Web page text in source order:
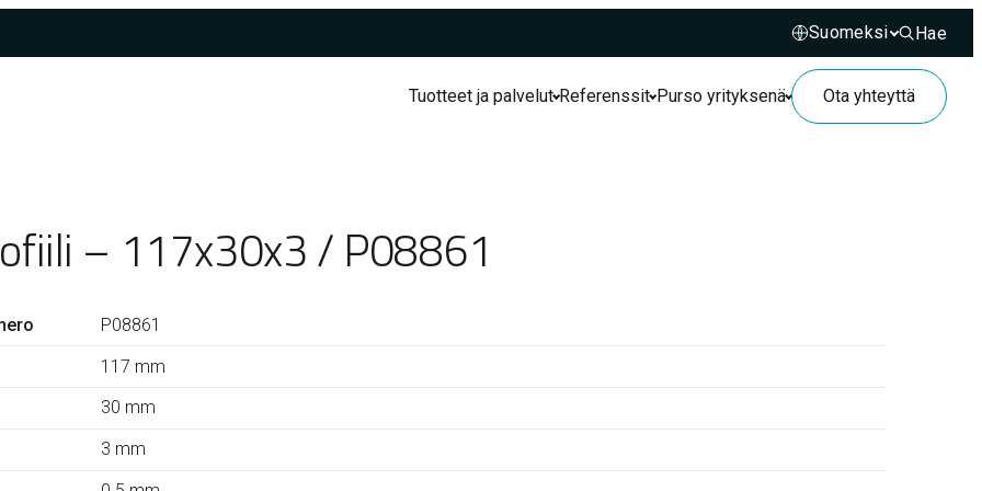
Hae
Hae
Tuotteet ja palvelut Referenssit Purso yrityksenä Ota yhteyttä
– 117x30x3 / P08861
P08861
117 mm
30 mm
3 mm